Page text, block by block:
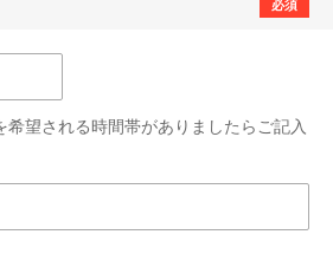
必須
希望される時間帯がありましたらご記入